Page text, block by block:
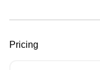
Pricing